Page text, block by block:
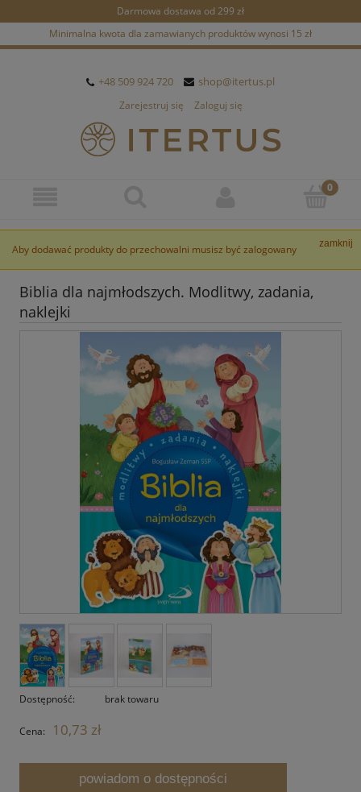
Darmowa dostawa od 299 zł
Minimalna kwota dla zamawianych produktów wynosi 15 zł
+48 509 924 720 shop@itertus.pl
Zarejestruj się Zaloguj się
zamknij
Aby dodawać produkty do przechowalni musisz być zalogowany
Biblia dla najmłodszych. Modlitwy, zadania,
naklejki
Dostępność: brak towaru
Cena: 10,73 zł
powiadom o dostępności